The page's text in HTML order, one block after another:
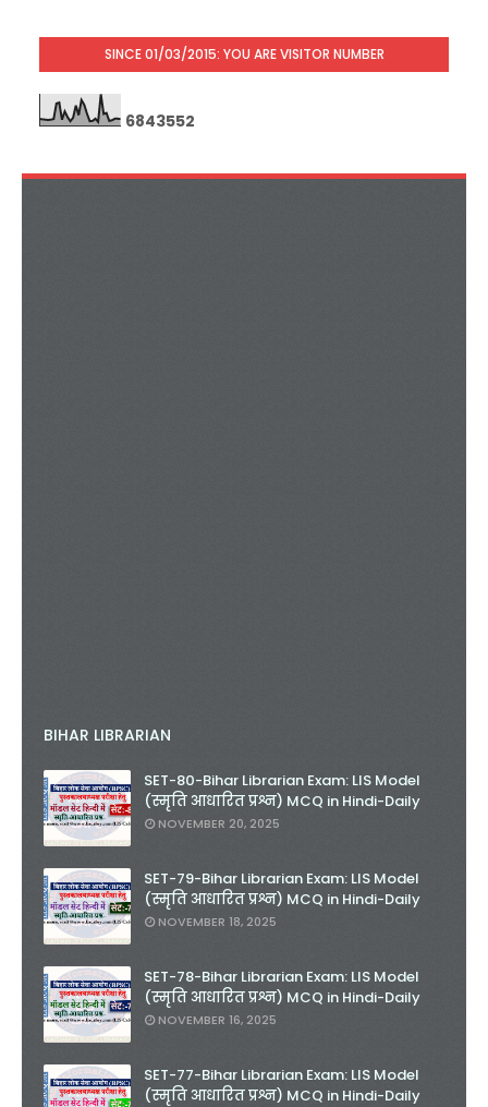
SINCE 01/03/2015: YOU ARE VISITOR NUMBER
6843552
BIHAR LIBRARIAN
SET-80-Bihar Librarian Exam: LIS Model
(स्मृति आधारित प्रश्न) MCQ in Hindi-Daily
NOVEMBER 20, 2025
SET-79-Bihar Librarian Exam: LIS Model
(स्मृति आधारित प्रश्न) MCQ in Hindi-Daily
NOVEMBER 18, 2025
SET-78-Bihar Librarian Exam: LIS Model
(स्मृति आधारित प्रश्न) MCQ in Hindi-Daily
NOVEMBER 16, 2025
SET-77-Bihar Librarian Exam: LIS Model
(स्मृति आधारित प्रश्न) MCQ in Hindi-Daily